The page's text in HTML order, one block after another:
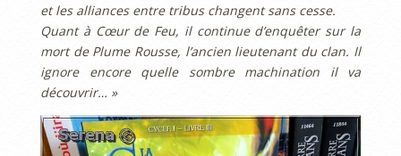
et les alliances entre tribus changent sans cesse.
Quant à Cœur de Feu, il continue d’enquêter sur la
mort de Plume Rousse, l’ancien lieutenant du clan. Il
ignore encore quelle sombre machination il va
découvrir… »